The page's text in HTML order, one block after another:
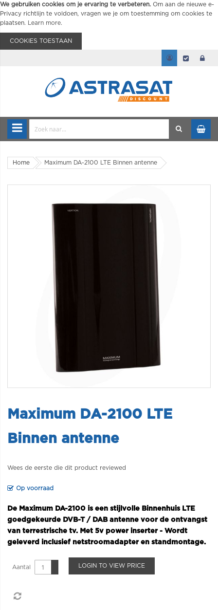
We gebruiken cookies om je ervaring te verbeteren. Om aan de nieuwe e-
Privacy richtlijn te voldoen, vragen we je om toestemming om cookies te
plaatsen.
Learn more.
COOKIES TOESTAAN
Home Maximum DA-2100 LTE Binnen antenne
Maximum DA-2100 LTE
Binnen antenne
Wees de eerste die dit product reviewed
Op voorraad
De Maximum DA-2100 is een stijlvolle Binnenhuis LTE
goedgekeurde DVB-T / DAB antenne voor de ontvangst
van terrestrische tv. Met 5v power inserter - Wordt
geleverd inclusief netstroomadapter en standmontage.
Aantal LOGIN TO VIEW PRICE